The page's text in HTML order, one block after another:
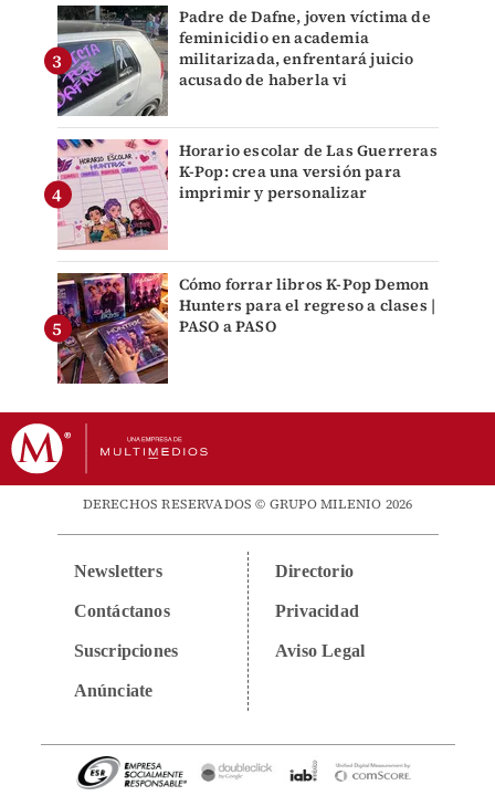
Padre de Dafne, joven víctima de
feminicidio en academia
militarizada, enfrentará juicio
acusado de haberla vi
Horario escolar de Las Guerreras
K-Pop: crea una versión para
imprimir y personalizar
Cómo forrar libros K-Pop Demon
Hunters para el regreso a clases |
PASO a PASO
DERECHOS RESERVADOS © GRUPO MILENIO 2026
Newsletters
Contáctanos
Suscripciones
Anúnciate
Directorio
Privacidad
Aviso Legal